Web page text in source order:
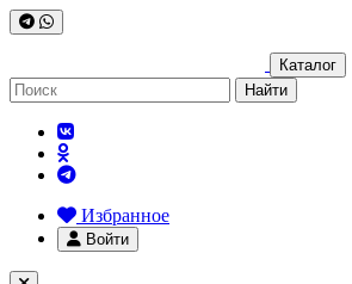
Каталог
Найти
Избранное
Войти